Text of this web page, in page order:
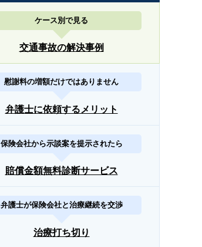
ケース別で見る
交通事故の解決事例
慰謝料の増額だけではありません
弁護士に依頼するメリット
保険会社から示談案を提示されたら
賠償金額無料診断サービス
弁護士が保険会社と治療継続を交渉
治療打ち切り